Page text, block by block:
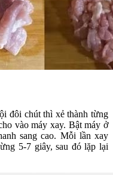
đôi chút thì xẻ thành từng
vào máy xay. Bật máy ở
sang cao. Mỗi lần xay
5-7 giây, sau đó lặp lại